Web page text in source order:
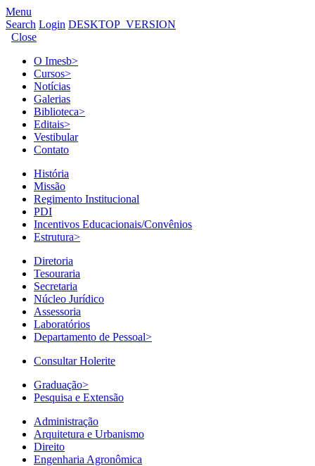
Menu
Search Login DESKTOP_VERSION
Close
O Imesb>
Cursos>
Notícias
Galerias
Biblioteca>
Editais>
Vestibular
Contato
História
Missão
Regimento Institucional
PDI
Incentivos Educacionais/Convênios
Estrutura>
Diretoria
Tesouraria
Secretaria
Núcleo Jurídico
Assessoria
Laboratórios
Departamento de Pessoal>
Consultar Holerite
Graduação>
Pesquisa e Extensão
Administração
Arquitetura e Urbanismo
Direito
Engenharia Agronômica